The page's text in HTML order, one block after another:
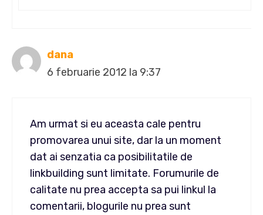
dana
6 februarie 2012 la 9:37
Am urmat si eu aceasta cale pentru
promovarea unui site, dar la un moment
dat ai senzatia ca posibilitatile de
linkbuilding sunt limitate. Forumurile de
calitate nu prea accepta sa pui linkul la
comentarii, blogurile nu prea sunt